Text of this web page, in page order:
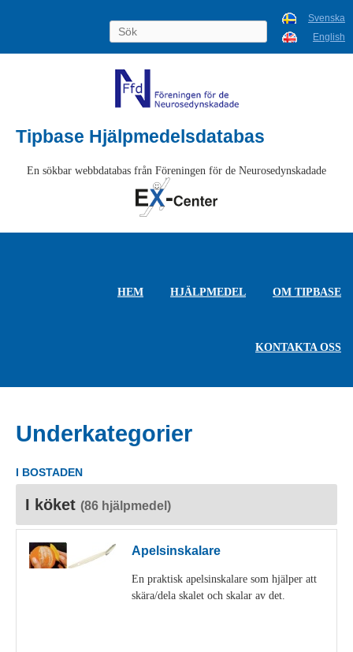
Svenska
English
Tipbase Hjälpmedelsdatabas
En sökbar webbdatabas från Föreningen för de Neurosedynskadade
HEM HJÄLPMEDEL OM TIPBASE
KONTAKTA OSS
Underkategorier
I BOSTADEN
I köket (86 hjälpmedel)
Apelsinskalare
En praktisk apelsinskalare som hjälper att
skära/dela skalet och skalar av det.